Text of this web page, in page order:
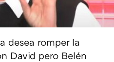
desea romper la
David pero Belén